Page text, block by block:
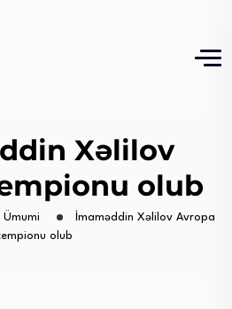
Xəlilov
olub
Ümumi
İmaməddin Xəlilov Avropa
olub